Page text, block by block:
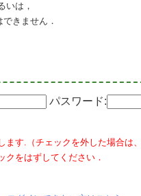
いは，
きません．
パスワード:
ます.（チェックを外した場合は
クをはずしてください．